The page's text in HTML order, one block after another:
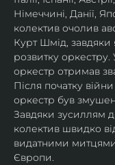
Німеччині, Данії,
колектив очолив
Курт Шмід, завдяки
розвитку
оркестр отримав
Після початку
оркестр був
Завдяки зусиллям
колектив швидко
видатними
Європи.